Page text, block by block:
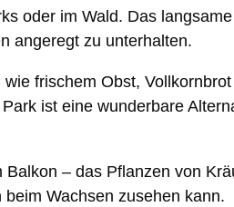
oder im Wald. Das
angeregt zu unterhalten.
frischem Obst, Vollkornbrot
ist eine wunderbare
– das Pflanzen von
Wachsen zusehen kann.